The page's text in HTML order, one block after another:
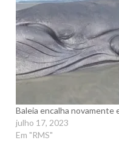
Baleia encalha novamente
julho 17, 2023
Em "RMS"